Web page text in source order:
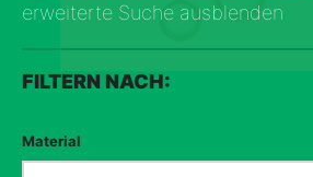
erweiterte Suche ausblenden
FILTERN NACH:
Material